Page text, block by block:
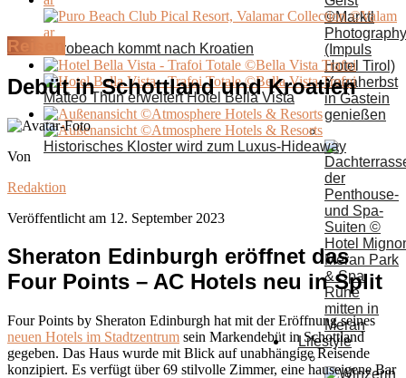
Yogaherbst
in Gastein
genießen
Ruhe
mitten in
Meran
Lifestyle
Purobeach kommt nach Kroatien
Matteo Thun erweitert Hotel Bella Vista
Historisches Kloster wird zum Luxus-Hideaway
Reisen
Debüt in Schottland und Kroatien
Von
Redaktion
Veröffentlicht am 12. September 2023
Sheraton Edinburgh eröffnet das
Four Points – AC Hotels neu in Split
Four Points by Sheraton Edinburgh hat mit der Eröffnung seines
neuen Hotels im Stadtzentrum sein Markendebüt in Schottland
gegeben. Das Haus wurde mit Blick auf unabhängige Reisende
konzipiert. Es verfügt über 69 stilvolle Zimmer, eine hauseigene Bar